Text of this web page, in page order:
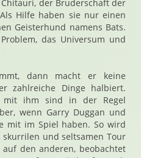
der Bruderschaft der
Hilfe haben sie nur einen
Geisterhund namens Bats.
das Universum und
dann macht er keine
zahlreiche Dinge halbiert.
mit ihm sind in der Regel
wenn Garry Duggan und
mit im Spiel haben. So wird
und seltsamen Tour
den anderen, beobachtet